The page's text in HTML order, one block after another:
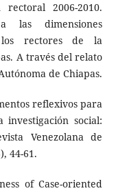
2006-2010.
las dimensiones
rectores de la
A través del relato
de Chiapas.
reflexivos para
social:
Venezolana de
44-61.
of Case-oriented